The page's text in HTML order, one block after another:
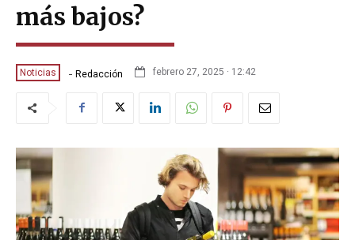
más bajos?
Noticias - Redacción febrero 27, 2025 · 12:42